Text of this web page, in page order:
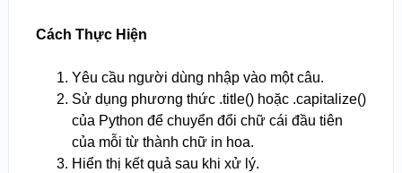
Cách Thực Hiện
Yêu cầu người dùng nhập vào một câu.
Sử dụng phương thức .title() hoặc .capitalize()
của Python để chuyển đổi chữ cái đầu tiên
của mỗi từ thành chữ in hoa.
Hiển thị kết quả sau khi xử lý.